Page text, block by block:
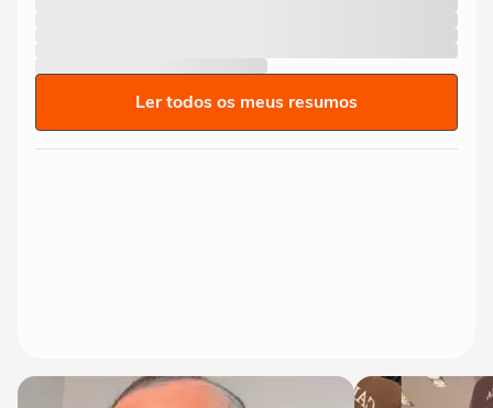
Ler todos os meus resumos